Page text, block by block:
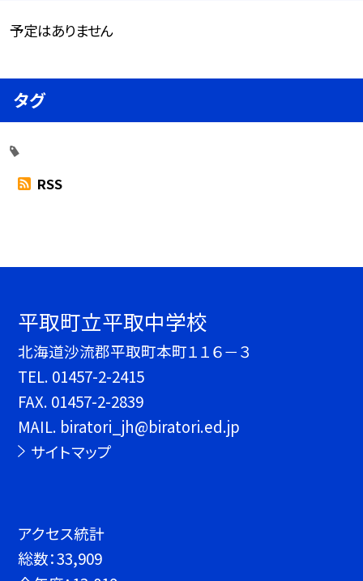
予定はありません
タグ
RSS
平取町立平取中学校
北海道沙流郡平取町本町１１６－３
TEL. 01457-2-2415
FAX. 01457-2-2839
MAIL. biratori_jh@biratori.ed.jp
サイトマップ
アクセス統計
総数：33,909